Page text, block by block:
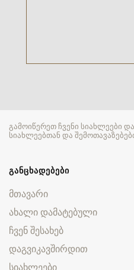
გამოიწერეთ ჩვენი სიახლეები
სიახლეებთან და
ᲒᲐᲜᲪᲮᲐᲓᲔᲑᲔᲑᲘ
მთავარი
ახალი დამატებული
ჩვენ შესახებ
დაგვიკავშირდით
სიახლეები